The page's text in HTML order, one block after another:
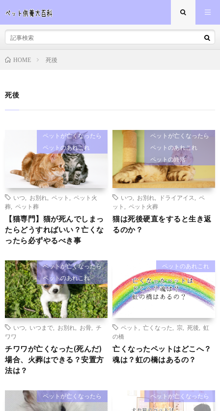
HOME 死後
死後
ペットが亡くなったら
ペットのあれこれ
いつ お別れ ペット
ペット火
葬
ペット葬
【猫専門】猫が死んでしまっ
たらどうすればいい？亡くな
ったら必ずやるべき事
ペットが亡くなったら
ペットのあれこれ
ペットの終活
いつ お別れ ドライアイス
ペ
ット
ペット火葬
猫は死後硬直をすると生き返
るのか？
ペットが亡くなったら
ペットのあれこれ
いつ いつまで お別れ お骨
チ
ワワ
チワワが亡くなった(死んだ)
場合、火葬はできる？安置方
法は？
ペットのあれこれ
ペット 亡くなった 宗 死後
虹
の橋
亡くなったペットはどこへ？
魂は？虹の橋はあるの？
ペットが亡くなったら ペットが亡くなったら